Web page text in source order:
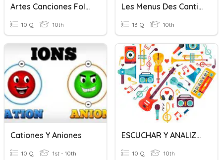
Artes Canciones Folclóricas
10 Q 10th
Les Menus Des Cantines Scolaires
13 Q 10th
Cationes Y Aniones
10 Q 1st - 10th
ESCUCHAR Y ANALIZAR CANCIONES
10 Q 10th